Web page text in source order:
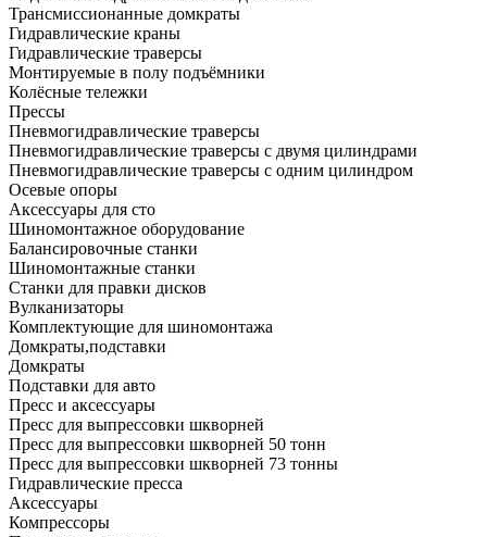
Трансмиссионанные домкраты
Гидравлические краны
Гидравлические траверсы
Монтируемые в полу подъёмники
Колёсные тележки
Прессы
Пневмогидравлические траверсы
Пневмогидравлические траверсы с двумя цилиндрами
Пневмогидравлические траверсы с одним цилиндром
Осевые опоры
Аксессуары для сто
Шиномонтажное оборудование
Балансировочные станки
Шиномонтажные станки
Станки для правки дисков
Вулканизаторы
Комплектующие для шиномонтажа
Домкраты,подставки
Домкраты
Подставки для авто
Пресс и аксессуары
Пресс для выпрессовки шкворней
Пресс для выпрессовки шкворней 50 тонн
Пресс для выпрессовки шкворней 73 тонны
Гидравлические пресса
Аксессуары
Компрессоры